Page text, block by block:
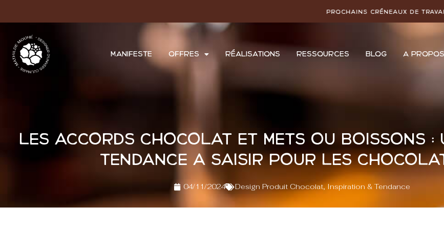
Prochains créneaux de travail disponibles
MANIFESTE OFFRES RÉALISATIONS RESSOURCES BLOG À PROPOS
Les accords chocolat et mets ou boissons :
tendance à saisir pour les
04/11/2024 Design Produit Chocolat,Inspiration & Tendance